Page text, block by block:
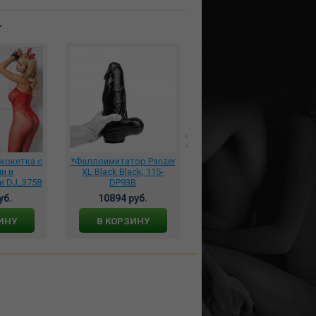
с
и
DJ_3758
*Фаллоимитатор Panzer
XL Black Black, 115-
DP93B
10894 руб.
В КОРЗИНУ